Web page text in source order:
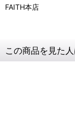
FAITH本店
この商品を見た